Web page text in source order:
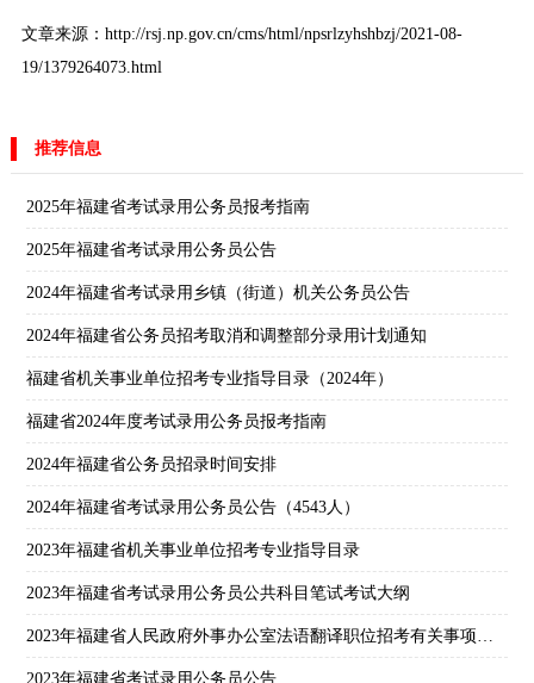
文章来源：http://rsj.np.gov.cn/cms/html/npsrlzyhshbzj/2021-08-
19/1379264073.html
推荐信息
2025年福建省考试录用公务员报考指南
2025年福建省考试录用公务员公告
2024年福建省考试录用乡镇（街道）机关公务员公告
2024年福建省公务员招考取消和调整部分录用计划通知
福建省机关事业单位招考专业指导目录（2024年）
福建省2024年度考试录用公务员报考指南
2024年福建省公务员招录时间安排
2024年福建省考试录用公务员公告（4543人）
2023年福建省机关事业单位招考专业指导目录
2023年福建省考试录用公务员公共科目笔试考试大纲
2023年福建省人民政府外事办公室法语翻译职位招考有关事项通知
2023年福建省考试录用公务员公告